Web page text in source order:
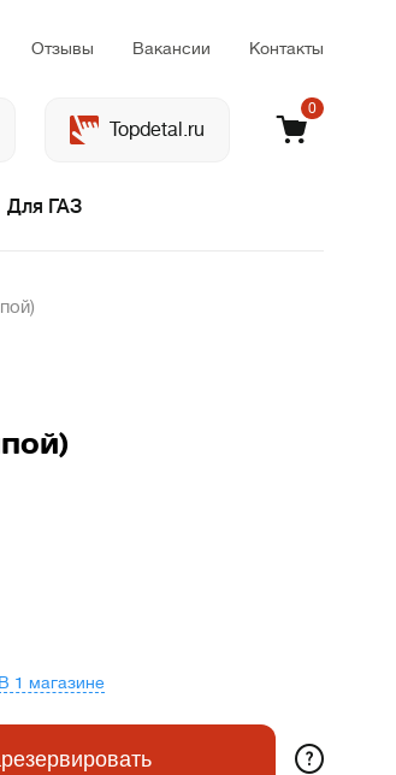
Отзывы Вакансии Контакты
Topdetal.ru
0
Для ГАЗ
В 1 магазине
?